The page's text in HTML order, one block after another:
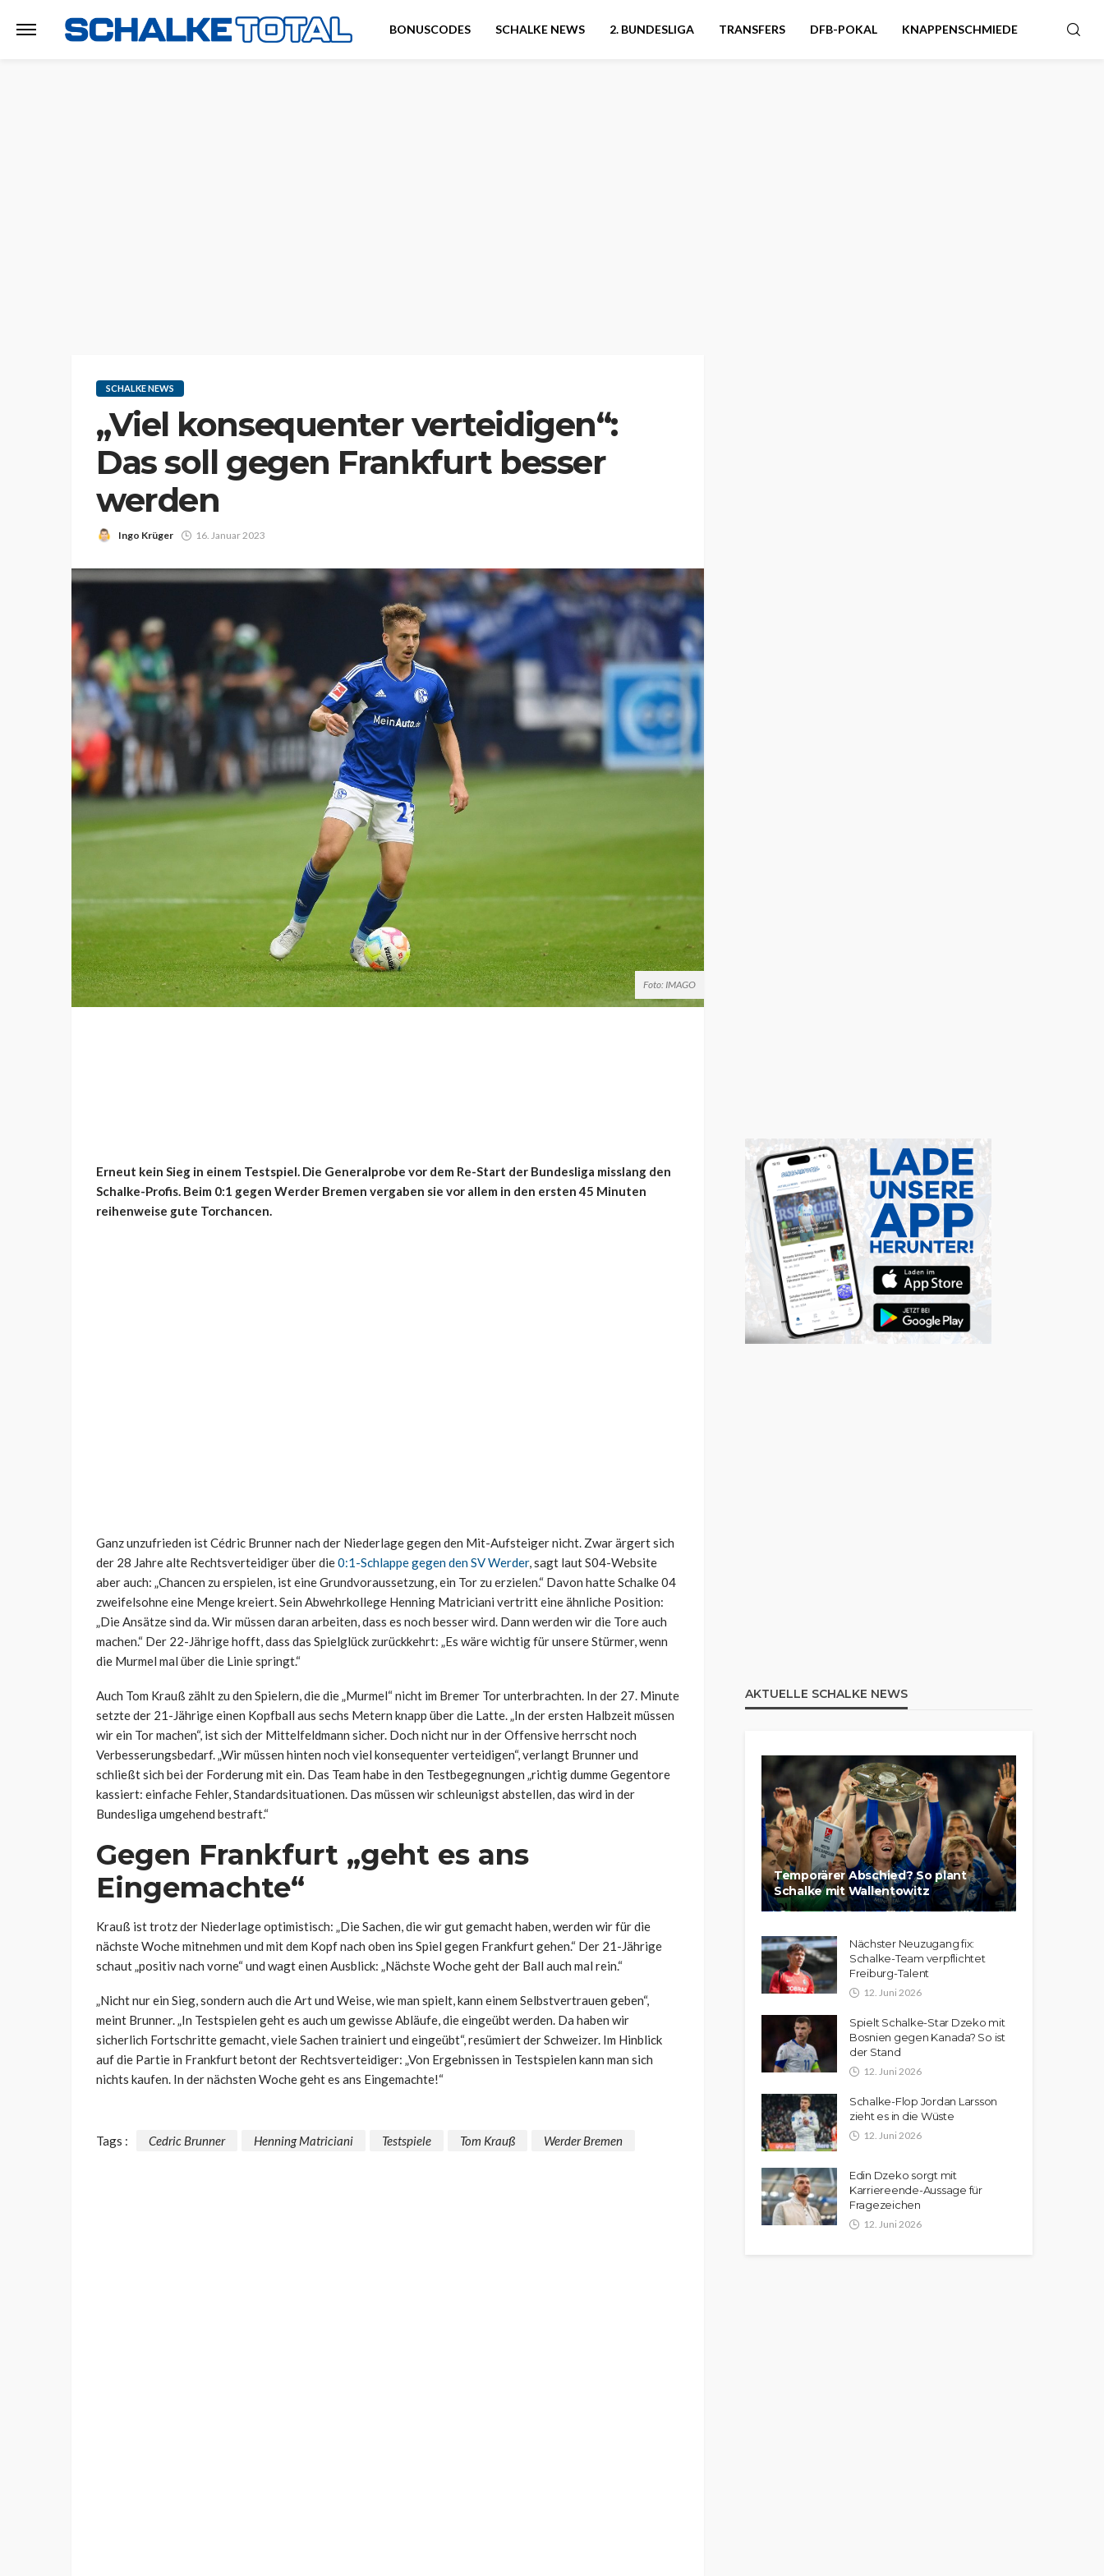
BONUSCODES SCHALKE NEWS 2. BUNDESLIGA TRANSFERS DFB-POKAL KNAPPENSCHMIEDE
SCHALKE NEWS
„Viel konsequenter verteidigen“:
Das soll gegen Frankfurt besser
werden
Ingo Krüger 16. Januar 2023
Foto: IMAGO
Erneut kein Sieg in einem Testspiel. Die Generalprobe vor dem Re-Start der Bundesliga misslang den
Schalke-Profis. Beim 0:1 gegen Werder Bremen vergaben sie vor allem in den ersten 45 Minuten
reihenweise gute Torchancen.
Ganz unzufrieden ist Cédric Brunner nach der Niederlage gegen den Mit-Aufsteiger nicht. Zwar ärgert sich
der 28 Jahre alte Rechtsverteidiger über die0:1-Schlappe gegen den SV Werder, sagt laut S04-Website
aber auch: „Chancen zu erspielen, ist eine Grundvoraussetzung, ein Tor zu erzielen.“ Davon hatte Schalke 04
zweifelsohne eine Menge kreiert. Sein Abwehrkollege Henning Matriciani vertritt eine ähnliche Position:
„Die Ansätze sind da. Wir müssen daran arbeiten, dass es noch besser wird. Dann werden wir die Tore auch
machen.“ Der 22-Jährige hofft, dass das Spielglück zurückkehrt: „Es wäre wichtig für unsere Stürmer, wenn
die Murmel mal über die Linie springt.“
Auch Tom Krauß zählt zu den Spielern, die die „Murmel“ nicht im Bremer Tor unterbrachten. In der 27. Minute
setzte der 21-Jährige einen Kopfball aus sechs Metern knapp über die Latte. „In der ersten Halbzeit müssen
wir ein Tor machen“, ist sich der Mittelfeldmann sicher. Doch nicht nur in der Offensive herrscht noch
Verbesserungsbedarf. „Wir müssen hinten noch viel konsequenter verteidigen“, verlangt Brunner und
schließt sich bei der Forderung mit ein. Das Team habe in den Testbegegnungen „richtig dumme Gegentore
kassiert: einfache Fehler, Standardsituationen. Das müssen wir schleunigst abstellen, das wird in der
Bundesliga umgehend bestraft.“
Gegen Frankfurt „geht es ans
Eingemachte“
Krauß ist trotz der Niederlage optimistisch: „Die Sachen, die wir gut gemacht haben, werden wir für die
nächste Woche mitnehmen und mit dem Kopf nach oben ins Spiel gegen Frankfurt gehen.“ Der 21-Jährige
schaut „positiv nach vorne“ und wagt einen Ausblick: „Nächste Woche geht der Ball auch mal rein.“
„Nicht nur ein Sieg, sondern auch die Art und Weise, wie man spielt, kann einem Selbstvertrauen geben“,
meint Brunner. „In Testspielen geht es auch um gewisse Abläufe, die eingeübt werden. Da haben wir
sicherlich Fortschritte gemacht, viele Sachen trainiert und eingeübt“, resümiert der Schweizer. Im Hinblick
auf die Partie in Frankfurt betont der Rechtsverteidiger: „Von Ergebnissen in Testspielen kann man sich
nichts kaufen. In der nächsten Woche geht es ans Eingemachte!“
Tags : Cedric Brunner Henning Matriciani Testspiele Tom Krauß Werder Bremen
AKTUELLE SCHALKE NEWS
Temporärer Abschied? So plant
Schalke mit Wallentowitz
Nächster Neuzugang fix:
Schalke-Team verpflichtet
Freiburg-Talent
12. Juni 2026
Spielt Schalke-Star Dzeko mit
Bosnien gegen Kanada? So ist
der Stand
12. Juni 2026
Schalke-Flop Jordan Larsson
zieht es in die Wüste
12. Juni 2026
Edin Dzeko sorgt mit
Karriereende-Aussage für
Fragezeichen
12. Juni 2026